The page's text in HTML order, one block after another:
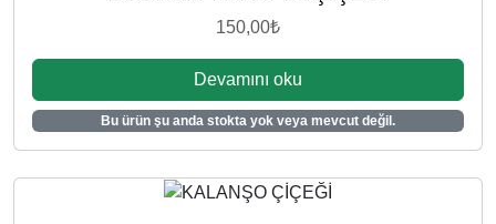
150,00₺
Devamını oku
Bu ürün şu anda stokta yok veya mevcut değil.